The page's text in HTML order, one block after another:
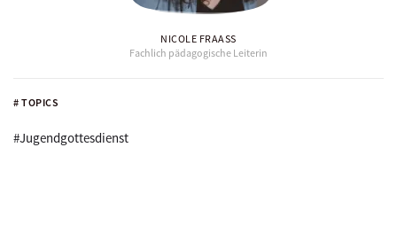
# TOPICS
#Jugendgottesdienst
NICOLE FRAASS
Fachlich pädagogische Leiterin